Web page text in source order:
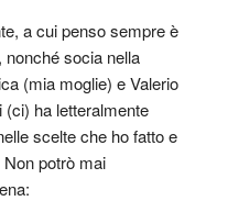
a cui penso sempre è
nonché socia nella
(mia moglie) e Valerio
ha letteralmente
scelte che ho fatto e
potrò mai